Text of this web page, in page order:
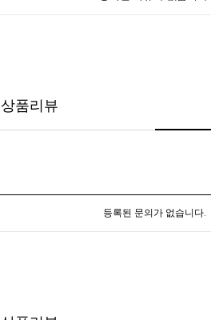
상품리뷰
등록된 문의가 없습니다.